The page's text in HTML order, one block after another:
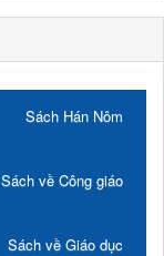
Sách Hán Nôm
Sách về Công giáo
Sách về Giáo dục